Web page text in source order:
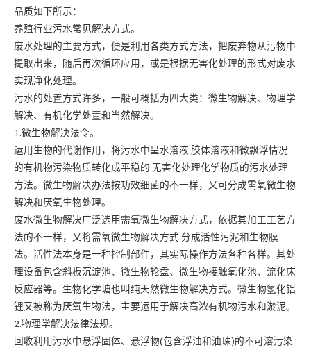
品质如下所示：
养殖行业污水常见解决方式。
废水处理的主要方式，便是利用各类方式方法，把废弃物从污物中
提取出来，随后再次循环应用，或是根据无害化处理的形式对废水
实现净化处理。
污水的处置方式许多，一般可概括为四大类：微生物解决、物理学
解决、有机化学处置和当然解决。
1.微生物解决法令。
运用生物的代谢作用，将污水中呈水溶液.胶体溶液和微飘浮情况
的有机物污染物质转化成平稳的.无害化处理化学物质的污水处理
方法。微生物解决办法按功效细菌的不一样，又可分成需氧微生物
解决和厌氧生物处理。
废水微生物解决广泛选用需氧微生物解决方式，依据其加工工艺方
法的不一样，又将需氧微生物解决方式 分成活性污泥和生物膜
法。活性法本身是一种控制部件，其实际操作方法各种各样。其处
理设备包含斜板沉淀池、微生物轮盘、微生物接触氧化池、流化床
反应器等。生物化学塘也叫纯天然微生物解决方式。微生物氢化铝
锂又被称为厌氧生物法，主要运用于解决高浓有机物污水和淤泥。
2.物理学解决法律法规。
回收利用污水中悬浮固体、悬浮物(包含浮油和油珠)的不可溶污染